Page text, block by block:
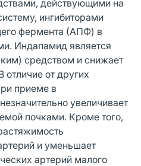
действующими на
ингибиторами
фермента (АПФ) в
Индапамид является
средством и снижает
отличие от других
приеме в
увеличивает
почками. Кроме того,
и уменьшает
артерий малого